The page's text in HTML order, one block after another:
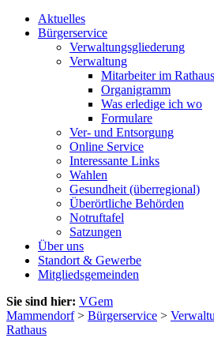
Aktuelles
Bürgerservice
Verwaltungsgliederung
Verwaltung
Mitarbeiter im Rathaus
Organigramm
Was erledige ich wo
Formulare
Ver- und Entsorgung
Online Service
Interessante Links
Wahlen
Gesundheit (überregional)
Überörtliche Behörden
Notruftafel
Satzungen
Über uns
Standort & Gewerbe
Mitgliedsgemeinden
Sie sind hier: VGem
Mammendorf> Bürgerservice >
Rathaus